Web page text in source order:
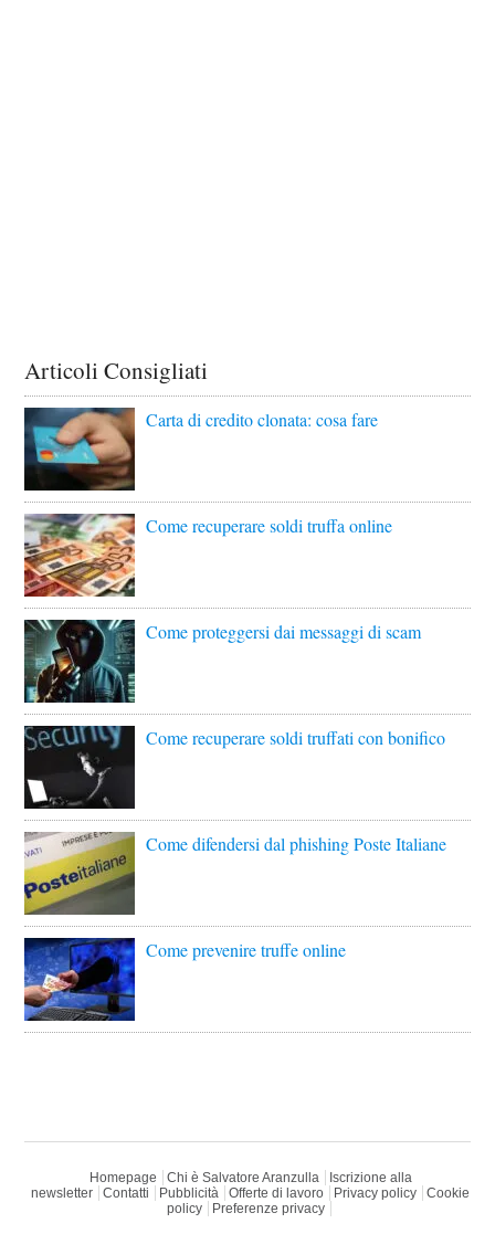
Articoli Consigliati
Carta di credito clonata: cosa fare
Come recuperare soldi truffa online
Come proteggersi dai messaggi di scam
Come recuperare soldi truffati con bonifico
Come difendersi dal phishing Poste Italiane
Come prevenire truffe online
Homepage Chi è Salvatore Aranzulla
Iscrizione alla
newsletter
Contatti Pubblicità Offerte di lavoro Privacy policy
Cookie
policy
Preferenze privacy